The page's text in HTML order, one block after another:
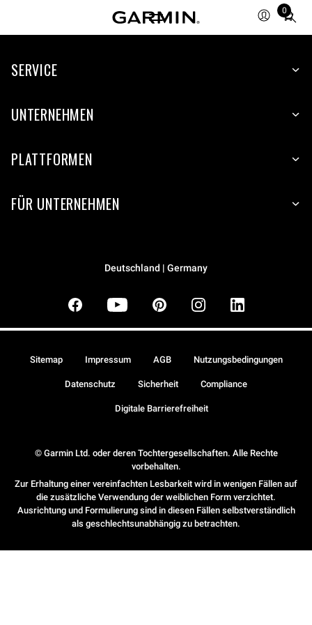
0
Total
items
cart:
SERVICE
UNTERNEHMEN
PLATTFORMEN
FÜR UNTERNEHMEN
Deutschland | Germany
© Garmin Ltd. oder deren Tochtergesellschaften. Alle Rechte
vorbehalten.
Zur Erhaltung einer vereinfachten Lesbarkeit wird in wenigen Fällen auf
die zusätzliche Verwendung der weiblichen Form verzichtet.
Ausrichtung und Formulierung sind in diesen Fällen selbstverständlich
als geschlechtsunabhängig zu betrachten.
Sitemap Impressum AGB Nutzungsbedingungen
Datenschutz Sicherheit Compliance
Digitale Barrierefreiheit